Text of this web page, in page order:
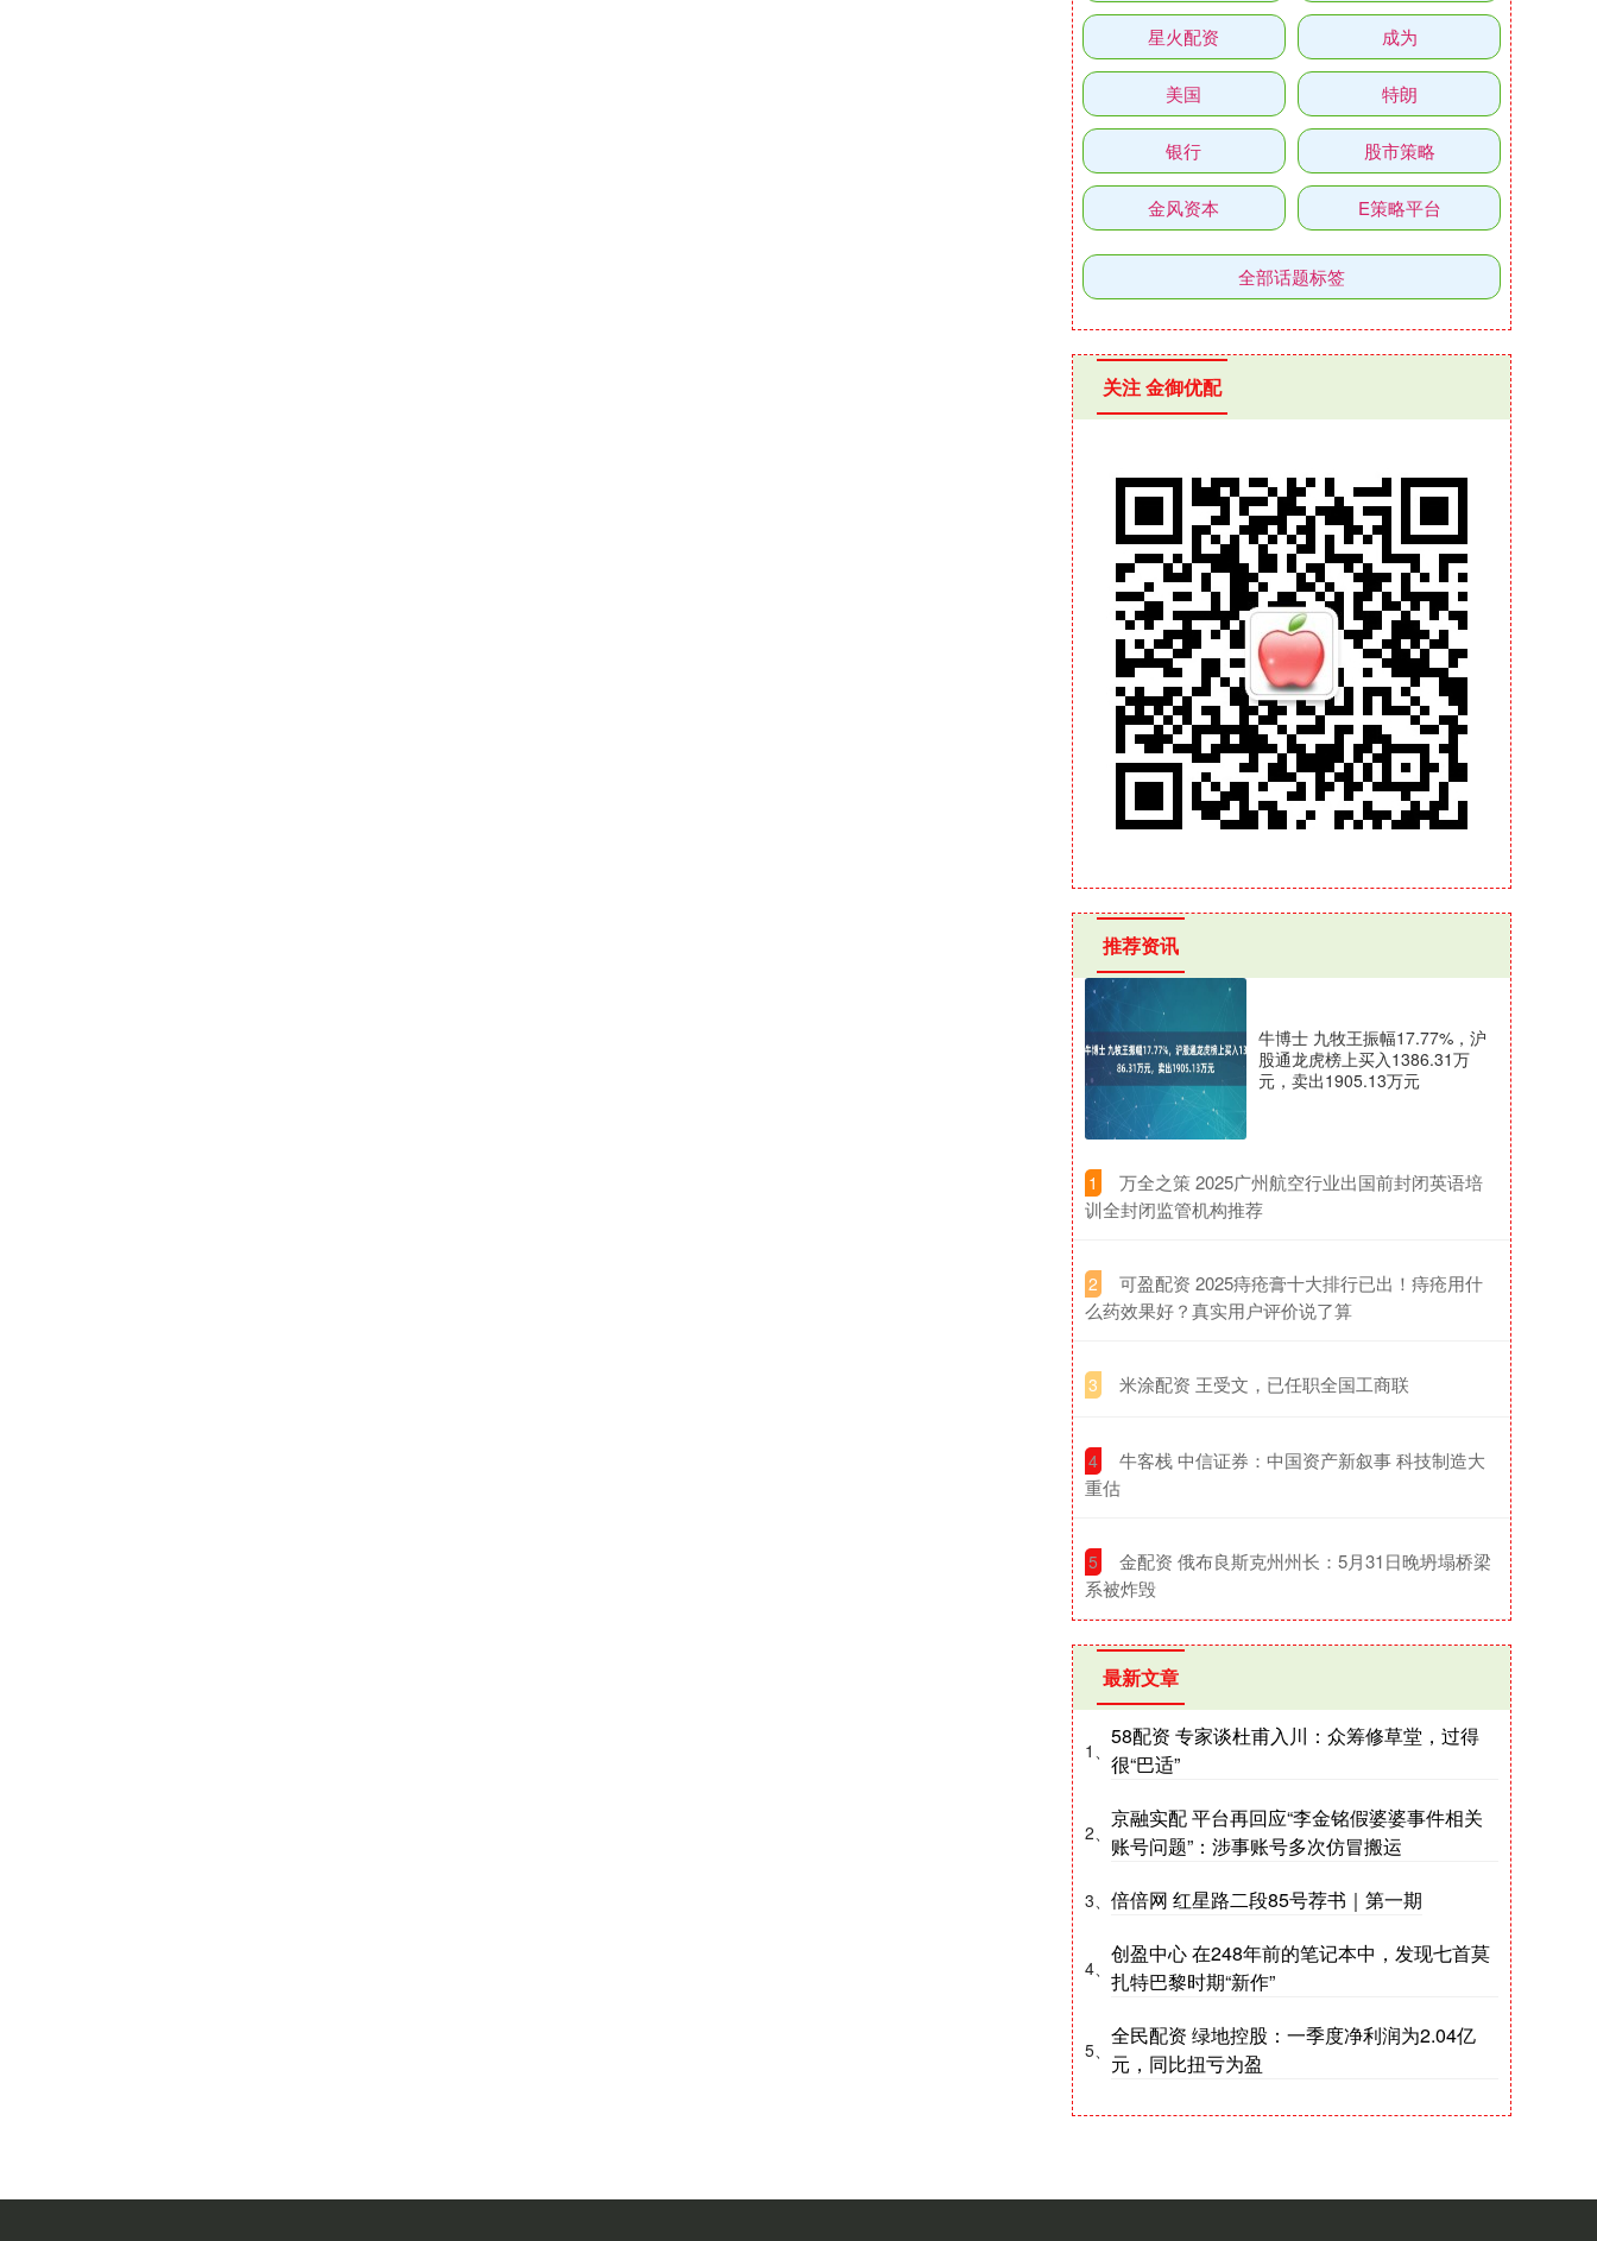
星火配资 成为
美国 特朗
银行 股市策略
金风资本 E策略平台
全部话题标签
关注 金御优配
推荐资讯
牛博士 九牧王振幅17.77%，沪
股通龙虎榜上买入1386.31万
元，卖出1905.13万元
1
​万全之策 2025广州航空行业出国前封闭英语培
训全封闭监管机构推荐
2
​可盈配资 2025痔疮膏十大排行已出！痔疮用什
么药效果好？真实用户评价说了算
3 ​米涂配资 王受文，已任职全国工商联
4
​牛客栈 中信证券：中国资产新叙事 科技制造大
重估
5
​金配资 俄布良斯克州州长：5月31日晚坍塌桥梁
系被炸毁
最新文章
1、
58配资 专家谈杜甫入川：众筹修草堂，过得
很“巴适”
2、
京融实配 平台再回应“李金铭假婆婆事件相关
账号问题”：涉事账号多次仿冒搬运
3、 倍倍网 红星路二段85号荐书｜第一期
4、
创盈中心 在248年前的笔记本中，发现七首莫
扎特巴黎时期“新作”
5、
全民配资 绿地控股：一季度净利润为2.04亿
元，同比扭亏为盈